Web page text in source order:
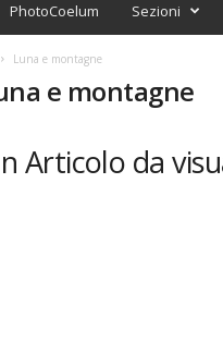
m
t
PhotoCoelum Sezioni
Luna e montagne
e montagne
Articolo da